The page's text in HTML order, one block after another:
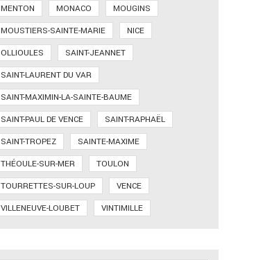
MENTON
MONACO
MOUGINS
MOUSTIERS-SAINTE-MARIE
NICE
OLLIOULES
SAINT-JEANNET
SAINT-LAURENT DU VAR
SAINT-MAXIMIN-LA-SAINTE-BAUME
SAINT-PAUL DE VENCE
SAINT-RAPHAËL
SAINT-TROPEZ
SAINTE-MAXIME
THÉOULE-SUR-MER
TOULON
TOURRETTES-SUR-LOUP
VENCE
VILLENEUVE-LOUBET
VINTIMILLE